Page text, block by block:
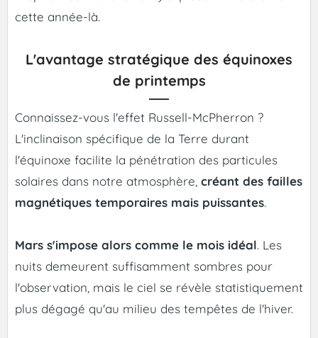
cette année-là.
L'avantage stratégique des équinoxes
de printemps
Connaissez-vous l'effet Russell-McPherron ?
L'inclinaison spécifique de la Terre durant
l'équinoxe facilite la pénétration des particules
solaires dans notre atmosphère, créant des failles
magnétiques temporaires mais puissantes.
Mars s'impose alors comme le mois idéal. Les
nuits demeurent suffisamment sombres pour
l'observation, mais le ciel se révèle statistiquement
plus dégagé qu'au milieu des tempêtes de l'hiver.